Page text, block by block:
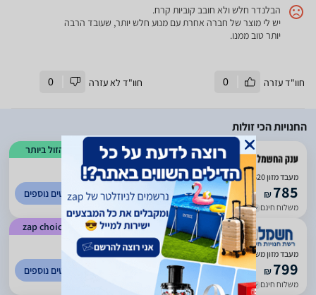
הבלנדר חלש ולא חובב קוביות קרח.
יש לי מוצר של חברה אחרת עם מנוע חלש יותר, שעובד הרבה
יותר טוב ממנו.
חוו"ד עזרה 0 חוו"ד לא עזרה 0
החנויות הכי זולות
הזול ביותר
3.63
1143
)
מעבד מזון Bosch MC812W620 בוש
₪785
משלוח חינם עד 5 ימי עסקים
לפרטים נוספים
zap choice
4.51
(
1078
)
מעבד מזון משולב Bosch MC812W620 יבואן רשמי
₪799
משלוח חינם עד 7 ימי עסקים
לפרטים נוספים